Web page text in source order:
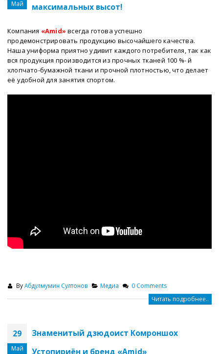
Май
максимальных высот!
Компания «Amid»всегда готова успешно
продемонстрировать продукцию высочайшего качества.
Наша униформа приятно удивит каждого потребителя, так как
вся продукция производится из прочных тканей 100 %- й
хлопчато-бумажной ткани и прочной плотностью, что делает
её удобной для занятия спортом.
ByАбдулмумин Султонов Медиа 0 Comments
Читать подробнее..
29
Май
Знаменитый дзюдоист Комроншох
Устопириён и бренд «Amid»